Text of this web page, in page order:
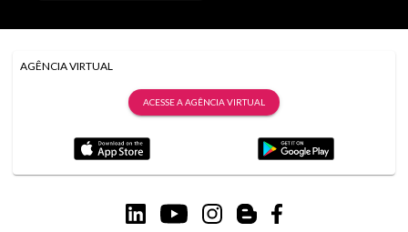
AGÊNCIA VIRTUAL
ACESSE A AGÊNCIA VIRTUAL